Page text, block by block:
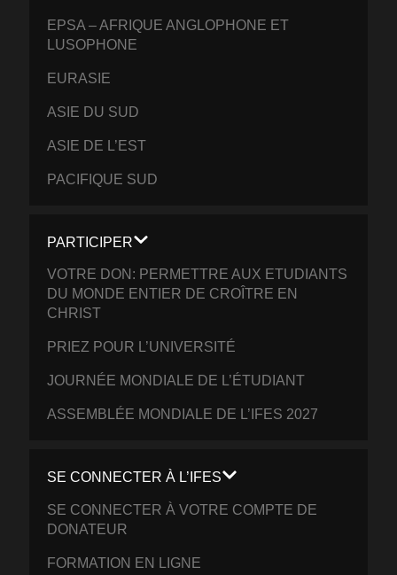
EPSA – AFRIQUE ANGLOPHONE ET
LUSOPHONE
EURASIE
ASIE DU SUD
ASIE DE L’EST
PACIFIQUE SUD
PARTICIPER
VOTRE DON: PERMETTRE AUX ETUDIANTS
DU MONDE ENTIER DE CROÎTRE EN
CHRIST
PRIEZ POUR L’UNIVERSITÉ
JOURNÉE MONDIALE DE L’ÉTUDIANT
ASSEMBLÉE MONDIALE DE L’IFES 2027
SE CONNECTER À L’IFES
SE CONNECTER À VOTRE COMPTE DE
DONATEUR
FORMATION EN LIGNE